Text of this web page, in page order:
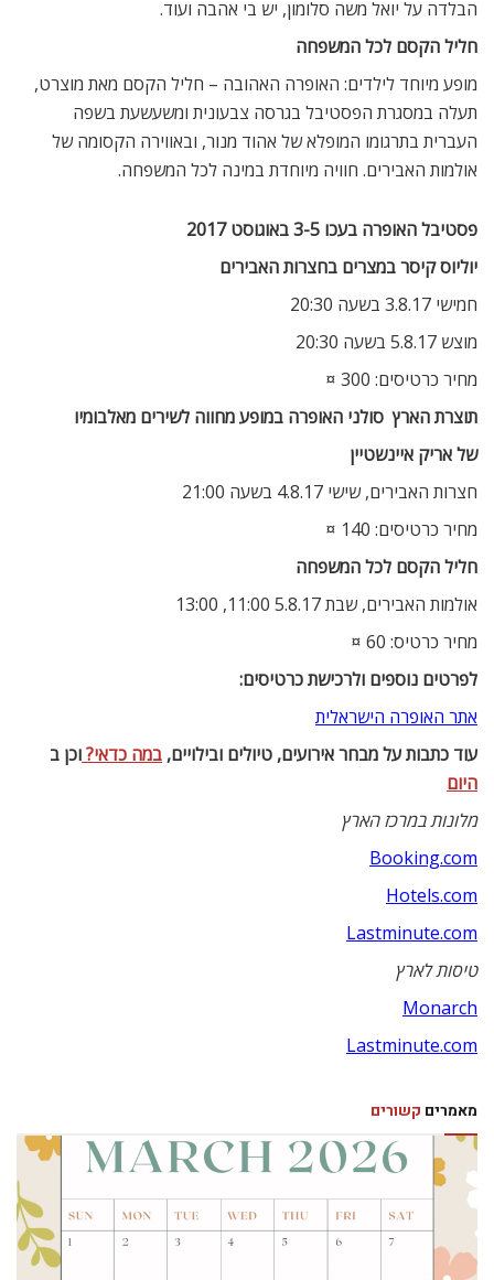
הבלדה על יואל משה סלומון, יש בי אהבה ועוד.
חליל הקסם לכל המשפחה
מופע מיוחד לילדים: האופרה האהובה – חליל הקסם מאת מוצרט,
תעלה במסגרת הפסטיבל בגרסה צבעונית ומשעשעת בשפה
העברית בתרגומו המופלא של אהוד מנור, ובאווירה הקסומה של
אולמות האבירים. חוויה מיוחדת במינה לכל המשפחה.
פסטיבל האופרה בעכו 3-5 באוגוסט 2017
יוליוס קיסר במצרים בחצרות האבירים
חמישי 3.8.17 בשעה 20:30
מוצש 5.8.17 בשעה 20:30
מחיר כרטיסים: 300 ¤
תוצרת הארץ  סולני האופרה במופע מחווה לשירים מאלבומיו
של אריק איינשטיין
חצרות האבירים, שישי 4.8.17 בשעה 21:00
מחיר כרטיסים: 140 ¤
חליל הקסם לכל המשפחה
אולמות האבירים, שבת 5.8.17 11:00, 13:00
מחיר כרטיס: 60 ¤
לפרטים נוספים ולרכישת כרטיסים:
אתר האופרה הישראלית
עוד כתבות על מבחר אירועים, טיולים ובילויים, במה כדאי?וכן ב
היום
מלונות במרכז הארץ
Booking.com
Hotels.com
Lastminute.com
טיסות לארץ
Monarch
Lastminute.com
מאמרים קשורים